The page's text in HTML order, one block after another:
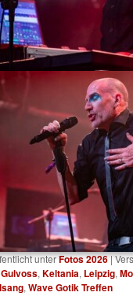
unterFotos 2026|
Gulvoss, Keltania, Leipzig,
, Wave Gotik Treffen